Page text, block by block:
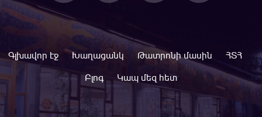
Գլխավոր էջ Խաղացանկ Թատրոնի մասին
ՀՏՀ
Բլոգ
Կապ մեզ հետ